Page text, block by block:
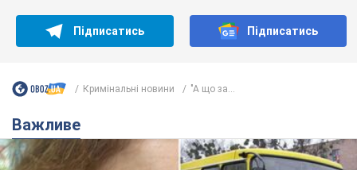
Підписатись Підписатись
Кримінальні новини "А що за...
Важливе